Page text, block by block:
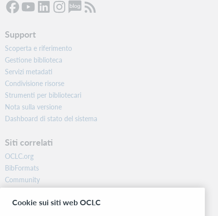
Support
Scoperta e riferimento
Gestione biblioteca
Servizi metadati
Condivisione risorse
Strumenti per bibliotecari
Nota sulla versione
Dashboard di stato del sistema
Siti correlati
OCLC.org
BibFormats
Community
Ricerca
WebJunction
Cookie sui siti web OCLC